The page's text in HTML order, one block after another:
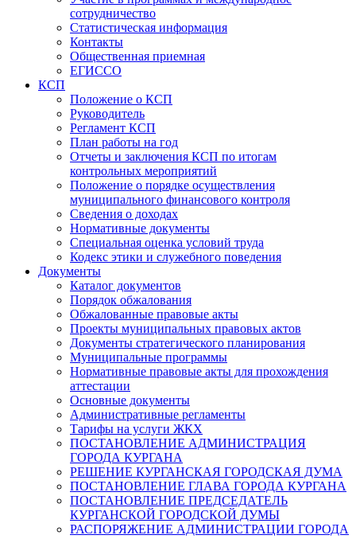
сотрудничество
Статистическая информация
Контакты
Общественная приемная
ЕГИССО
КСП
Положение о КСП
Руководитель
Регламент КСП
План работы на год
Отчеты и заключения КСП по итогам
контрольных мероприятий
Положение о порядке осуществления
муниципального финансового контроля
Сведения о доходах
Нормативные документы
Специальная оценка условий труда
Кодекс этики и служебного поведения
Документы
Каталог документов
Порядок обжалования
Обжалованные правовые акты
Проекты муниципальных правовых актов
Документы стратегического планирования
Муниципальные программы
Нормативные правовые акты для прохождения
аттестации
Основные документы
Административные регламенты
Тарифы на услуги ЖКХ
ПОСТАНОВЛЕНИЕ АДМИНИСТРАЦИЯ
ГОРОДА КУРГАНА
РЕШЕНИЕ КУРГАНСКАЯ ГОРОДСКАЯ ДУМА
ПОСТАНОВЛЕНИЕ ГЛАВА ГОРОДА КУРГАНА
ПОСТАНОВЛЕНИЕ ПРЕДСЕДАТЕЛЬ
КУРГАНСКОЙ ГОРОДСКОЙ ДУМЫ
РАСПОРЯЖЕНИЕ АДМИНИСТРАЦИИ ГОРОДА